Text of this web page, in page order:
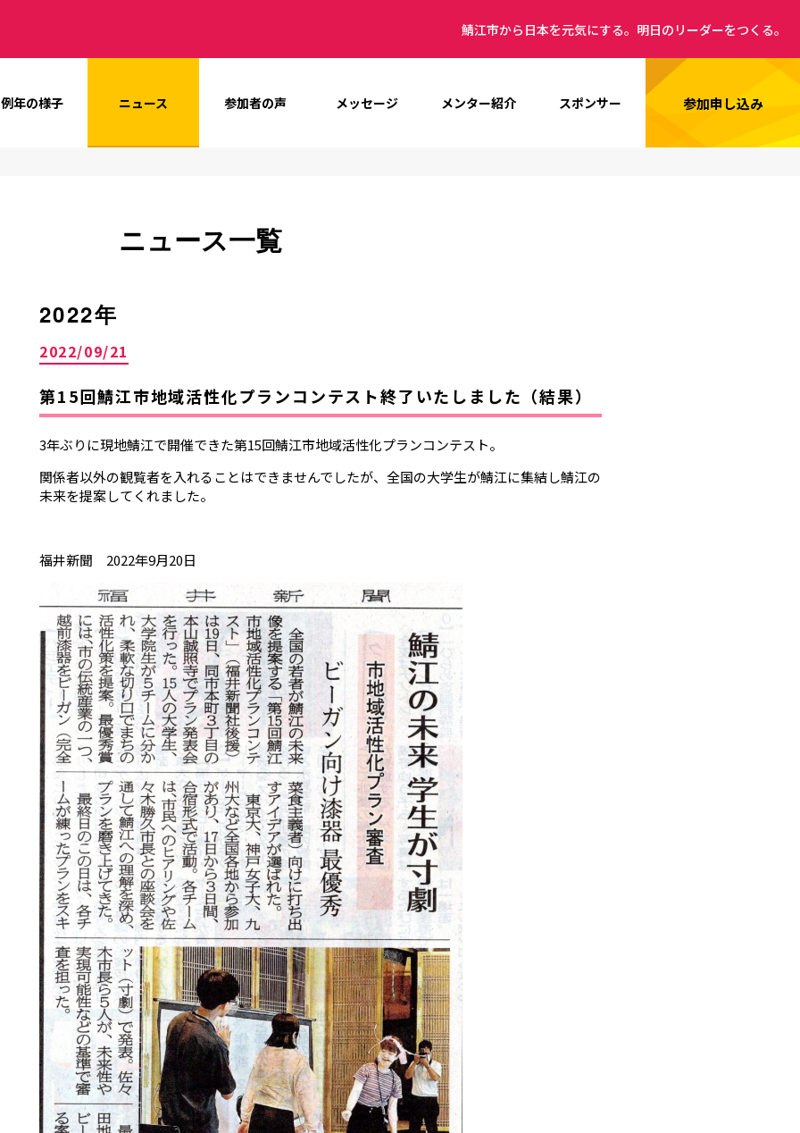
鯖江市から日本を元気にする。明日のリーダーをつくる。
例年の様子 ニュース 参加者の声 メッセージ メンター紹介 スポンサー 参加申し込み
ニュース一覧
2022年
2022/09/21
第15回鯖江市地域活性化プランコンテスト終了いたしました（結果）
3年ぶりに現地鯖江で開催できた第15回鯖江市地域活性化プランコンテスト。
関係者以外の観覧者を入れることはできませんでしたが、全国の大学生が鯖江に集結し鯖江の
未来を提案してくれました。
福井新聞 2022年9月20日